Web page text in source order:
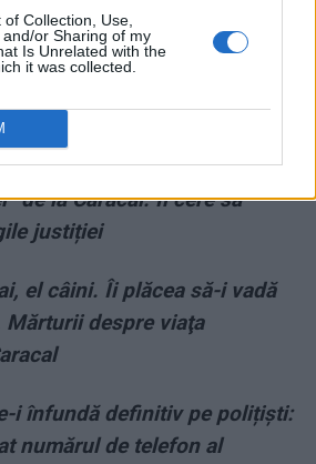
Collection, Use,
or Sharing of my
Is Unrelated with the
it was collected.
Raed Arafat promite că
sistemul 112. Dar până
Guvernul drept „autorul
de la Caracal. Îi cere să
justiției
el câini. Îi plăcea să-i vadă
Mărturii despre viaţa
i înfundă definitiv pe polițiști:
numărul de telefon al